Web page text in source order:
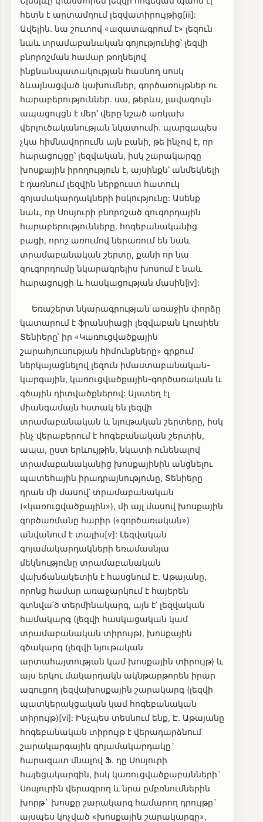
հետն է արտամղում լեզվատիրույթից[iii]:
Ավելին. նա շուտով «ազատագրում է» լեզուն
նաև տրամաբանական գոյությունից՝ լեզվի
բնորոշման համար թողնելով
ինքնանպատակության հասնող սոսկ
ձևայնացված կախումներ, գործառույթներ ու
հարաբերություններ. սա, թերևս, լավագույն
ապացույցն է մեր՝ վերը նշած առկախ
վերլուծականության նկատումի. պարզապես
չկա հիմնավորումն այն բանի, թե ինչով է, որ
հարացույցը՝ լեզվական, իսկ շարակարգը
խոսքային իրողություն է, այսինքն՝ անմեկնելի
է դառնում լեզվին ներքուստ հատուկ
գոյամակարդակների իսկությունը: Ասենք
նաև, որ Սոսյուրի բնորոշած զուգորդային
հարաբերությունները, հոգեբանականից
բացի, որոշ առումով ներառում են նաև
տրամաբանական շերտը, քանի որ նա
զուգորդումը նկարագրելիս խոսում է նաև
հարացույցի և հասկացության մասին[iv]:
Եռաշերտ նկարագրության առաջին փորձը
կատարում է ֆրանսիացի լեզվաբան Լյուսիեն
Տենիերը՝ իր «Կառուցվածքային
շարահյուսության հիմունքները» գրքում
ներկայացնելով լեզուն իմաստաբանական-
կարգային, կառուցվածքային-գործառական և
գծային դիտվածքներով: Այստեղ էլ
միանգամայն հստակ են լեզվի
տրամաբանական և նյութական շերտերը, իսկ
ինչ վերաբերում է հոգեբանական շերտին,
ապա, ըստ երևույթին, նկատի ունենալով
տրամաբանականից խոսքայինին անցնելու
պատեհային իրադրայնությունը, Տենիերը
դրան մի մասով՝ տրամաբանական
(«կառուցվածքային»), մի այլ մասով խոսքային
գործառմանը հարիր («գործառական»)
անվանում է տալիս[v]: Լեզվական
գոյամակարդակների եռամասնյա
մեկնությունը տրամաբանական
վախճանակետին է հասցնում Է. Աթայանը,
որոնց համար առաջարկում է հայերեն
գտնվա՛ծ տերմինակարգ, այն է՝ լեզվական
համակարգ (լեզվի հասկացական կամ
տրամաբանական տիրույթ), խոսքային
գծակարգ (լեզվի նյութական
արտահայտության կամ խոսքային տիրույթ) և
այս երկու մակարդակն ակնթարթորեն իրար
ագուցող լեզվախոսքային շարակարգ (լեզվի
պատկերակցական կամ հոգեբանական
տիրույթ)[vi]: Ինչպես տեսնում ենք, Է. Աթայանը
հոգեբանական տիրույթ է վերադարձնում
շարակարգային գոյամակարդակը`
հարազատ մնալով Ֆ. դը Սոսյուրի
հայեցակարգին, իսկ կառուցվածքաբանների`
Սոսյուրին վերագրող և նրա ըմբռնումներին
խորթ` խոսքը շարակարգ համարող դրույթը`
այսպես կոչված «խոսքային շարակարգը»,